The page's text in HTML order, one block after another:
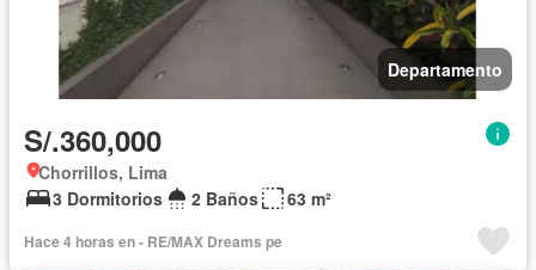
Departamento
S/.360,000
Chorrillos, Lima
3 Dormitorios
2 Baños 63 m²
Hace 4 horas en - RE/MAX Dreams pe